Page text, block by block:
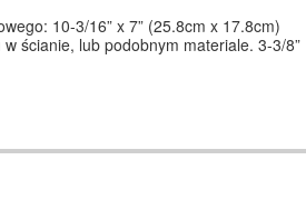
10-3/16” x 7” (25.8cm x 17.8cm)
w ścianie, lub podobnym materiale. 3-3/